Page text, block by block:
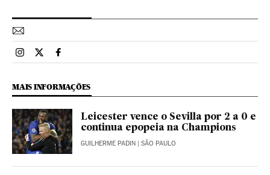
Esportes El País Brasil en Instagram
Esportes El País Brasil en Twitter
Esportes El País Brasil en Facebook
MAIS INFORMAÇÕES
Leicester vence o Sevilla por 2 a 0 e
continua epopeia na Champions
GUILHERME PADIN | SÃO PAULO